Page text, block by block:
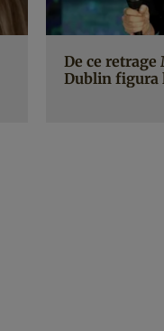
De ce retrage
Dublin figura